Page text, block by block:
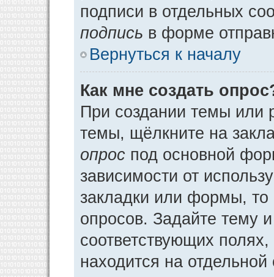
подписи в отдельных
подпись в форме
Вернуться к началу
Как мне создать
При создании темы или
темы, щёлкните на
опрос под основной
зависимости от
закладки или формы, то
опросов. Задайте тему
соответствующих
находится на